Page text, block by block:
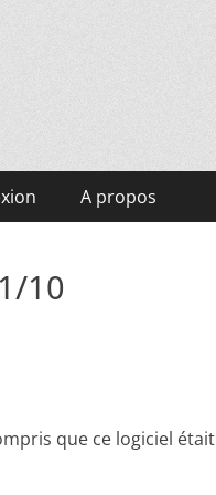
A propos
10
que ce logiciel était